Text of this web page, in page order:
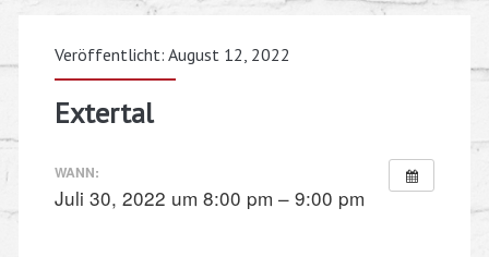
Veröffentlicht: August 12, 2022
Extertal
WANN:
Juli 30, 2022 um 8:00 pm – 9:00 pm